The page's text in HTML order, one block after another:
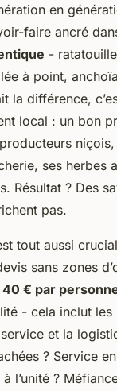
en
faire ancré
-
à point,
la différence,
local : un bon
ses herbes
Résultat ? Des
pas.
tout aussi
sans zones
40 € par
- cela inclut
et la
? Service
l’unité ?